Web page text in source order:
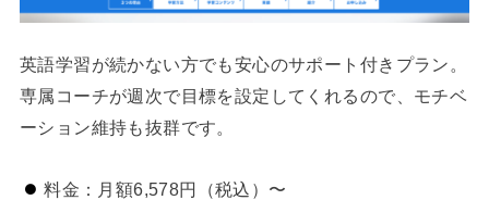
英語学習が続かない方でも安心のサポート付きプラン。
専属コーチが週次で目標を設定してくれるので、モチベ
ーション維持も抜群です。
料金：月額6,578円（税込）〜